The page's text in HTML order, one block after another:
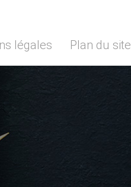
légales Plan du site